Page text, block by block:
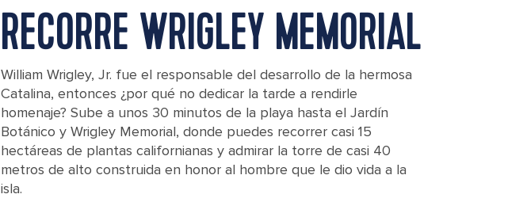
RECORRE WRIGLEY MEMORIAL
William Wrigley, Jr. fue el responsable del desarrollo de la hermosa
Catalina, entonces ¿por qué no dedicar la tarde a rendirle
homenaje? Sube a unos 30 minutos de la playa hasta el Jardín
Botánico y Wrigley Memorial, donde puedes recorrer casi 15
hectáreas de plantas californianas y admirar la torre de casi 40
metros de alto construida en honor al hombre que le dio vida a la
isla.